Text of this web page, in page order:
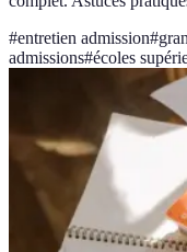
#entretien admission#
admissions#écoles